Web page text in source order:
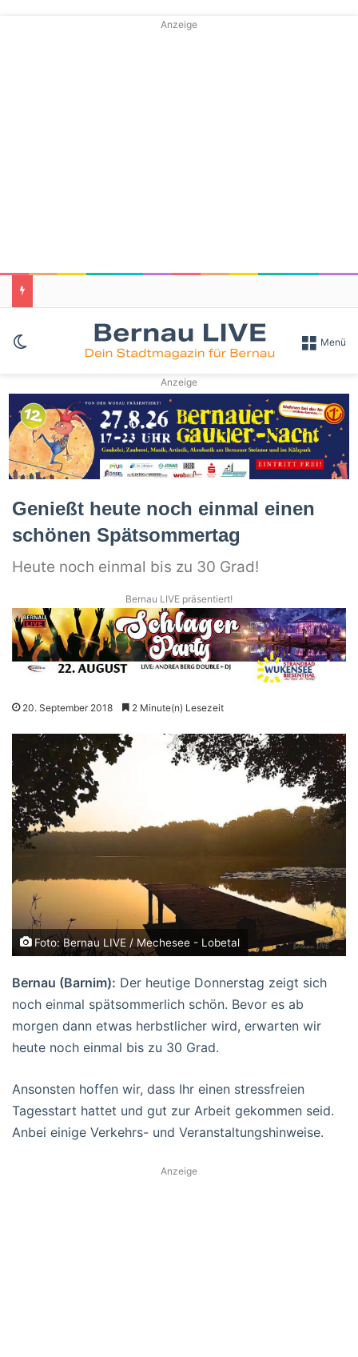
Anzeige
Skin umschalten Menü
Anzeige
Genießt heute noch einmal einen
schönen Spätsommertag
Heute noch einmal bis zu 30 Grad!
Bernau LIVE präsentiert!
20. September 2018 2 Minute(n) Lesezeit
Foto: Bernau LIVE / Mechesee - Lobetal
Bernau (Barnim): Der heutige Donnerstag zeigt sich
noch einmal spätsommerlich schön. Bevor es ab
morgen dann etwas herbstlicher wird, erwarten wir
heute noch einmal bis zu 30 Grad.
Ansonsten hoffen wir, dass Ihr einen stressfreien
Tagesstart hattet und gut zur Arbeit gekommen seid.
Anbei einige Verkehrs- und Veranstaltungshinweise.
Anzeige